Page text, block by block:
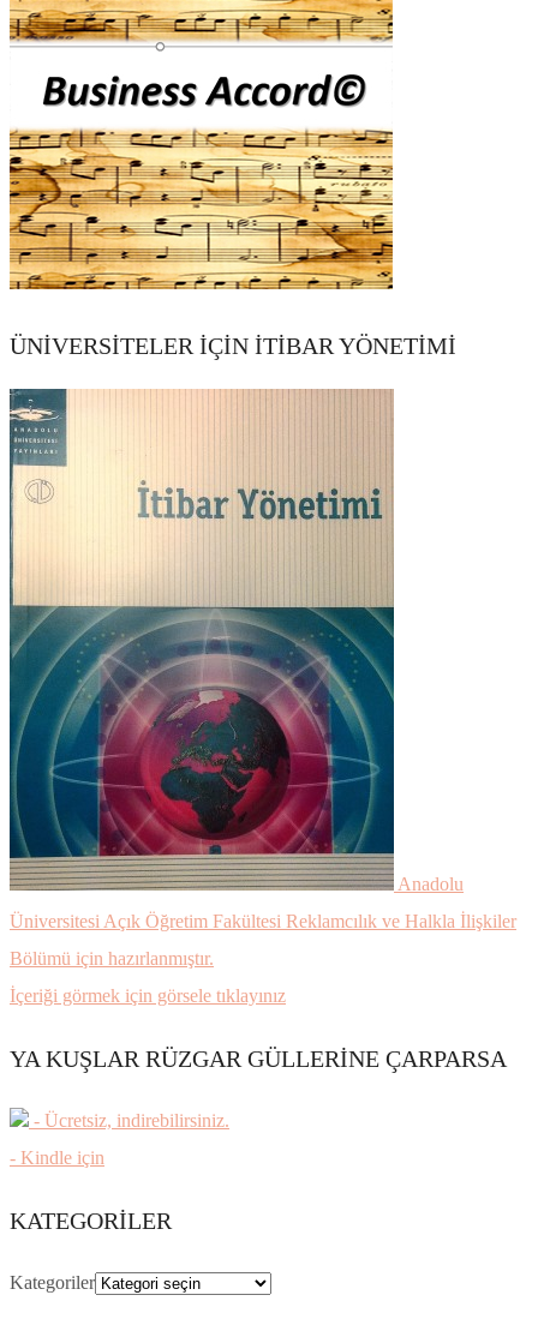
ÜNİVERSİTELER İÇİN İTİBAR YÖNETİMİ
Anadolu
Üniversitesi Açık Öğretim Fakültesi Reklamcılık ve Halkla İlişkiler
Bölümü için hazırlanmıştır.
İçeriği görmek için görsele tıklayınız
YA KUŞLAR RÜZGAR GÜLLERİNE ÇARPARSA
- Ücretsiz, indirebilirsiniz.
- Kindle için
KATEGORILER
Kategoriler